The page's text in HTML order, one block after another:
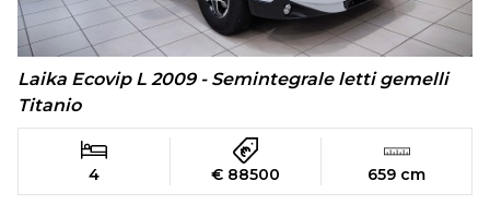
Laika Ecovip L 2009 - Semintegrale letti gemelli
Titanio
4 € 88500 659 cm